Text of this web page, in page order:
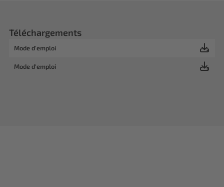
Téléchargements
Mode d'emploi
Mode d'emploi